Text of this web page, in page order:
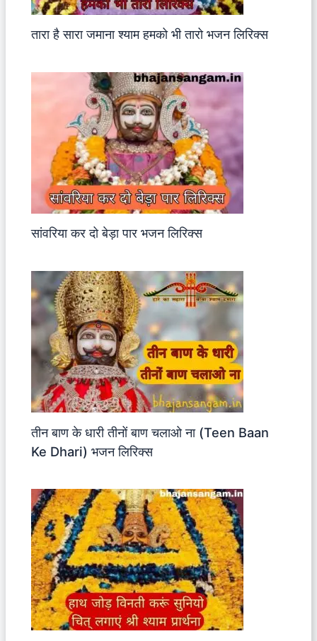
तारा है सारा जमाना श्याम हमको भी तारो भजन लिरिक्स
सांवरिया कर दो बेड़ा पार भजन लिरिक्स
तीन बाण के धारी तीनों बाण चलाओ ना (Teen Baan
Ke Dhari) भजन लिरिक्स